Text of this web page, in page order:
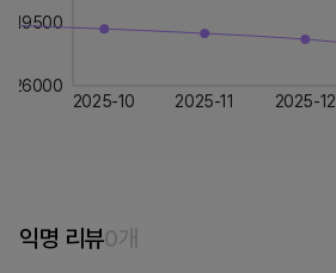
2025-10 2025-11 2025-12
19500
26000
익명 리뷰0개